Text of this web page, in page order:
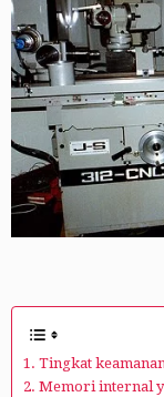
1. Tingkat
2. Memori internal